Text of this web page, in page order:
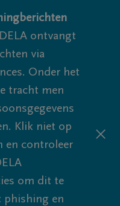
DELA ontvangt
via
Onder het
tracht men
Klik niet op
en controleer
om dit te
phishing en